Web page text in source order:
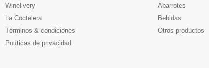
Winelivery
La Coctelera
Términos & condiciones
Políticas de privacidad
Abarrotes
Bebidas
Otros productos